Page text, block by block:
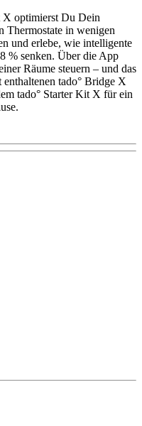
X optimierst Du Dein
Thermostate in wenigen
und erlebe, wie intelligente
% senken. Über die App
Räume steuern – und das
tado° Bridge X
tado° Starter Kit X für ein